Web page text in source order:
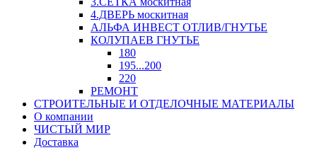
4.ДВЕРЬ москитная
АЛЬФА ИНВЕСТ ОТЛИВ/ГНУТЬЕ
КОЛУПАЕВ ГНУТЬЕ
180
195...200
220
РЕМОНТ
СТРОИТЕЛЬНЫЕ И ОТДЕЛОЧНЫЕ МАТЕРИАЛЫ
О компании
ЧИСТЫЙ МИР
Доставка